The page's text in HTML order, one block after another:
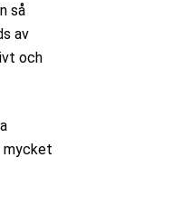
så
av
och
mycket